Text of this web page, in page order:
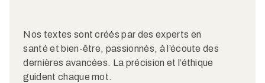
Nos textes sont créés par des experts en
santé et bien-être, passionnés, à l’écoute des
dernières avancées. La précision et l’éthique
guident chaque mot.